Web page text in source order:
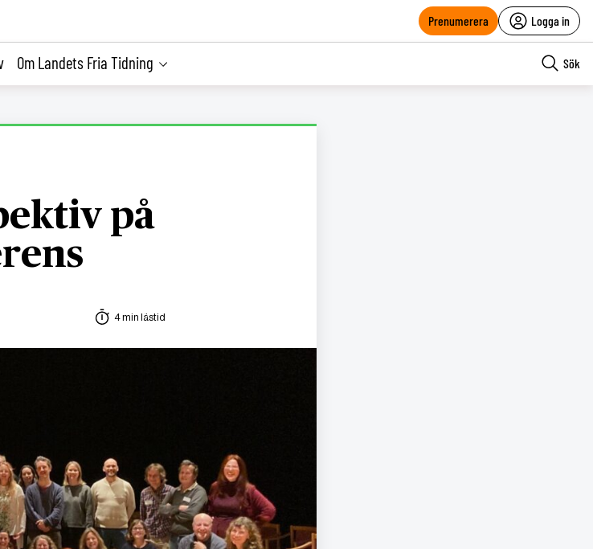
Prenumerera Logga in
Om Landets Fria Tidning Sök
på
4 min lästid